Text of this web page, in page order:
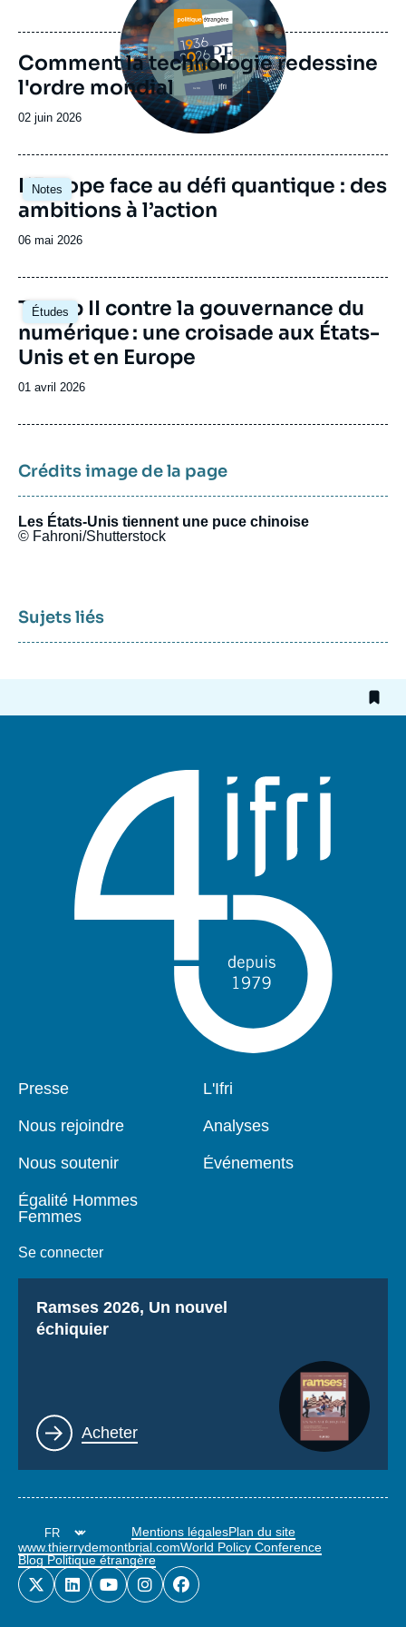
publication
Comment la technologie redessine
l'ordre mondial
Date
publication
02 juin 2026
Notes
Image
principale
L’Europe face au défi quantique : des
ambitions à l’action
Date
publication
06 mai 2026
Études
Image
principale
Trump II contre la gouvernance du
numérique : une croisade aux États-
Unis et en Europe
Date
publication
01 avril 2026
Crédits image de la page
Les États-Unis tiennent une puce chinoise
© Fahroni/Shutterstock
Sujets liés
Pied
Presse
Nous rejoindre
Nous soutenir
Égalité Hommes
Femmes
Se connecter
Navigation
L'Ifri
Analyses
Événements
Titre
Ramses 2026, Un nouvel
échiquier
Lien
Acheter
Mentions légalesPlan du site
www.thierrydemontbrial.comWorld Policy Conference
Blog Politique étrangère